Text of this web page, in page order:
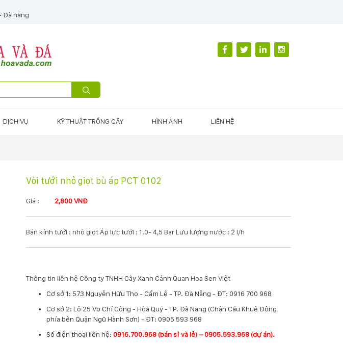
Đà nẵng
DỊCH VỤ KỸ THUẬT TRỒNG CÂY HÌNH ẢNH LIÊN HỆ
Vòi tưới nhỏ giọt bù áp PCT 0102
Giá : 2,800 VNĐ
Bán kính tưới : nhỏ giọt Áp lực tưới : 1.0- 4,5 Bar Lưu lượng nước : 2 l/h
Thông tin liên hệ Công ty TNHH Cây Xanh Cảnh Quan Hoa Sen Việt
Cơ sở 1: 573 Nguyễn Hữu Thọ - Cẩm Lệ - TP. Đà Nẵng - ĐT: 0916 700 968
Cơ sở 2: Lô 25 Võ Chí Công - Hòa Quý - TP. Đà Nẵng (Chân Cầu Khuê Đông
phía bên Quận Ngũ Hành Sơn) - ĐT: 0905 593 968
​Số điện thoại liên hệ: 0916.700.968 (bán sỉ và lẻ) – 0905.593.968 (dự án).